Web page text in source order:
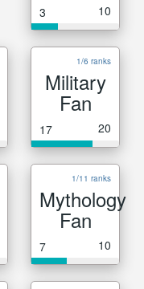
3 10
1/6 ranks
Military
Fan
17 20
1/11 ranks
Mythology
Fan
7 10